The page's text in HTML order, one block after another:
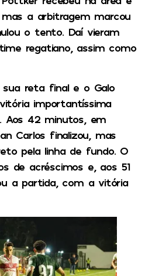
a arbitragem marcou
o tento. Daí vieram
regatiano, assim como
reta final e o Galo
importantíssima
Aos 42 minutos, em
Carlos finalizou, mas
pela linha de fundo. O
de acréscimos e, aos 51
a partida, com a vitória